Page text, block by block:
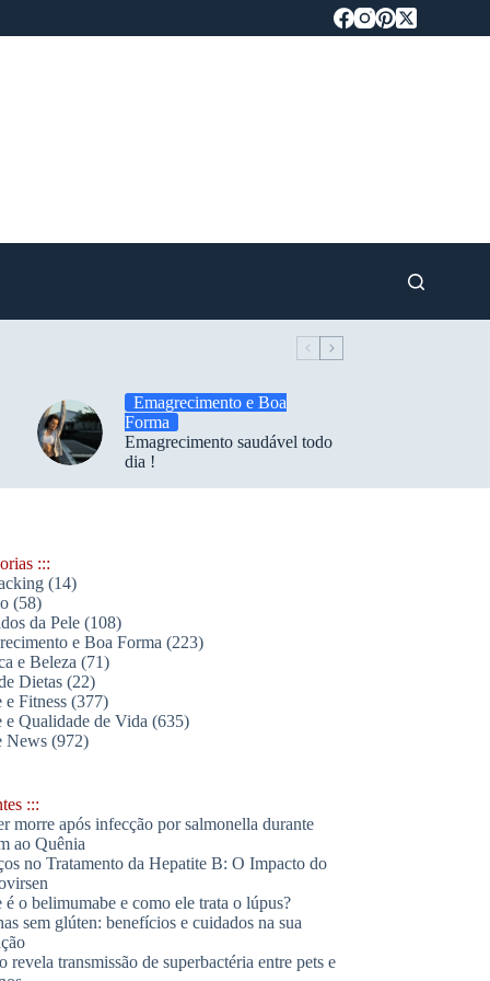
Emagrecimento e Boa
Forma
Emagrecimento saudável todo
dia !
:::
(14)
(58)
da Pele(108)
e Boa Forma (223)
e Beleza (71)
Dietas(22)
e Fitness(377)
e Qualidade de Vida (635)
News(972)
:::
morre após infecção por salmonella durante
ao Quênia
no Tratamento da Hepatite B: O Impacto do
é o belimumabe e como ele trata o lúpus?
sem glúten: benefícios e cuidados na sua
revela transmissão de superbactéria entre pets e